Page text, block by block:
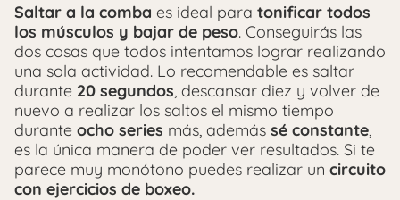
Saltar a la comba es ideal para tonificar todos
los músculos y bajar de peso. Conseguirás las
dos cosas que todos intentamos lograr realizando
una sola actividad. Lo recomendable es saltar
durante 20 segundos, descansar diez y volver de
nuevo a realizar los saltos el mismo tiempo
durante ocho series más, además sé constante,
es la única manera de poder ver resultados. Si te
parece muy monótono puedes realizar un circuito
con ejercicios de boxeo.